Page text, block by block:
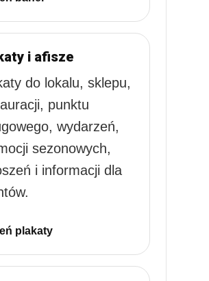
i afisze
do lokalu, sklepu,
punktu
wydarzeń,
sezonowych,
i informacji dla
plakaty